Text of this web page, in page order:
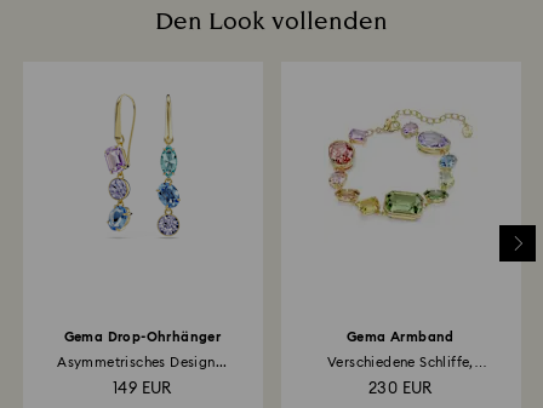
Den Look vollenden
Gema Drop-Ohrhänger
Asymmetrisches Design...
149 EUR
Gema Armband
Verschiedene Schliffe,
230 EUR